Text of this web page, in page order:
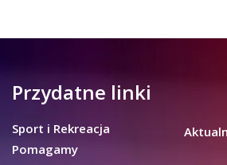
Przydatne linki
Sport i Rekreacja
Pomagamy